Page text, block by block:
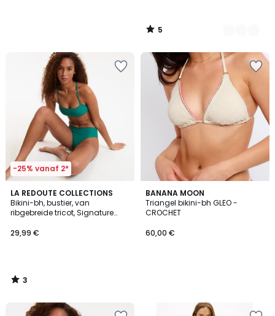
5
/
-25% vanaf 2*
LA REDOUTE COLLECTIONS
Bikini-bh, bustier, van
ribgebreide tricot, Signature
29,99 €
3
/
5
3
/
BANANA MOON
Triangel bikini-bh GLEO -
CROCHET
60,00 €